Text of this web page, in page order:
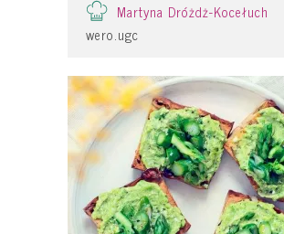
Martyna Dróżdż-Kocełuch
wero.ugc